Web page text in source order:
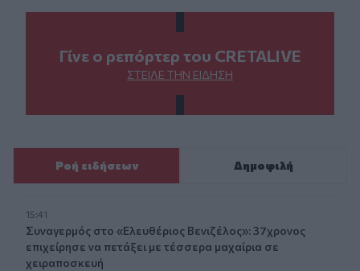
Γίνε ο ρεπόρτερ του CRETALIVE
ΣΤΕΊΛΕ ΤΗΝ ΕΊΔΗΣΗ
Ροή ειδήσεων Δημοφιλή
15:41
Συναγερμός στο «Ελευθέριος Βενιζέλος»: 37χρονος
επιχείρησε να πετάξει με τέσσερα μαχαίρια σε
χειραποσκευή